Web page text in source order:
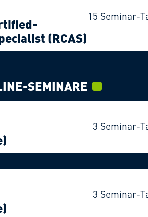
(RCAS)
15 Seminar-
SEMINARE
3 Seminar-
3 Seminar-